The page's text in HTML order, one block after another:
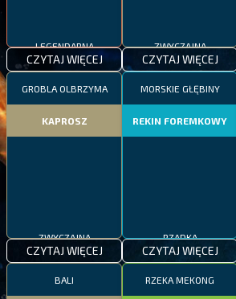
CZYTAJ WIĘCEJ CZYTAJ WIĘCEJ
GROBLA OLBRZYMA
KAPROSZ
CZYTAJ WIĘCEJ
MORSKIE GŁĘBINY
REKIN FOREMKOWY
CZYTAJ WIĘCEJ
BALI RZEKA MEKONG